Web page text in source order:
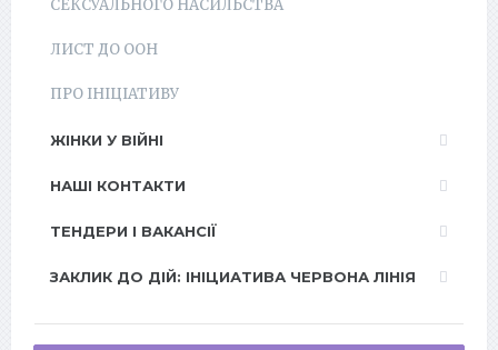
СЕКСУАЛЬНОГО НАСИЛЬСТВА
ЛИСТ ДО ООН
ПРО ІНІЦІАТИВУ
ЖІНКИ У ВІЙНІ
НАШІ КОНТАКТИ
ТЕНДЕРИ І ВАКАНСІЇ
ЗАКЛИК ДО ДІЙ: ІНІЦИАТИВА ЧЕРВОНА ЛІНІЯ